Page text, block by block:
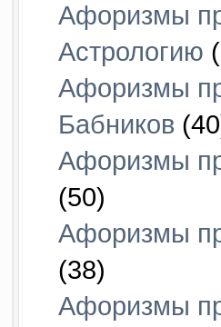
Афоризмы
Астрологию
Афоризмы
Бабников
Афоризмы
(50)
Афоризмы
(38)
Афоризмы